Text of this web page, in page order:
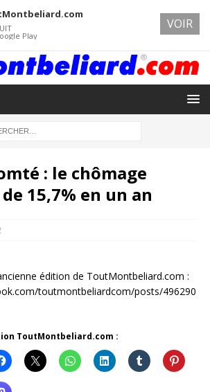
: le chômage
15,7% en un an
édition de ToutMontbeliard.com :
toutmontbeliardcom/posts/496290
ToutMontbeliard.com :
Play
VOIR